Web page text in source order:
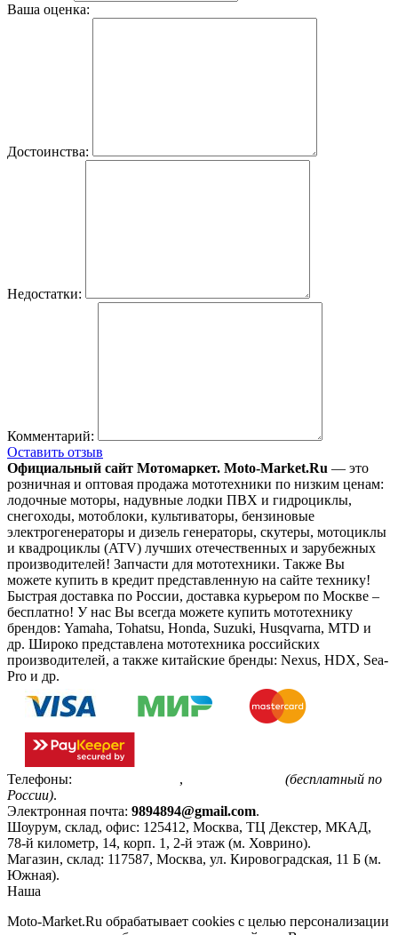
Ваша оценка:
Достоинства:
Недостатки:
Комментарий:
Оставить отзыв
Официальный сайт Мотомаркет. Moto-Market.Ru — это
розничная и оптовая продажа мототехники по низким ценам:
лодочные моторы, надувные лодки ПВХ и гидроциклы,
снегоходы, мотоблоки, культиваторы, бензиновые
электрогенераторы и дизель генераторы, скутеры, мотоциклы
и квадроциклы (ATV) лучших отечественных и зарубежных
производителей! Запчасти для мототехники. Также Вы
можете купить в кредит представленную на сайте технику!
Быстрая доставка по России, доставка курьером по Москве –
бесплатно! У нас Вы всегда можете купить мототехнику
брендов: Yamaha, Tohatsu, Honda, Suzuki, Husqvarna, MTD и
др. Широко представлена мототехника российских
производителей, а также китайские бренды: Nexus, HDX, Sea-
Pro и др.
Телефоны: ,
(бесплатный по
России).
Электронная почта: 9894894@gmail.com.
Шоурум, склад, офис: 125412, Москва, ТЦ Декстер, МКАД,
78-й километр, 14, корп. 1, 2-й этаж (м. Ховрино).
Магазин, склад: 117587, Москва, ул. Кировоградская, 11 Б (м.
Южная).
Наша
Moto-Market.Ru обрабатывает сookies с целью персонализации